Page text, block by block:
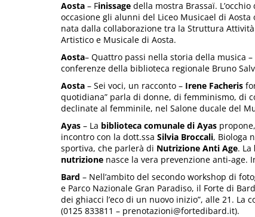
Aosta – Finissage della mostra Brassaï.
occasione gli alunni del Liceo Musicael di
nata dalla collaborazione tra la Struttura
Artistico e Musicale di Aosta.
Aosta– Quattro passi nella storia della musica
conferenze della biblioteca regionale Bruno
Aosta – Sei voci, un racconto – Irene Facheris
quotidiana” parla di donne, di femminismo, di
declinate al femminile, nel Salone ducale del
Ayas – La biblioteca comunale di Ayas
incontro con la dott.ssa Silvia Broccali, Biologa
sportiva, che parlerà di Nutrizione Anti Age. La
nutrizione nasce la vera prevenzione anti-age.
Bard – Nell’ambito del secondo workshop di
e Parco Nazionale Gran Paradiso, il Forte di
dei ghiacci l’eco di un nuovo inizio”, alle 21.
(0125 833811 – prenotazioni@fortedibard.it).